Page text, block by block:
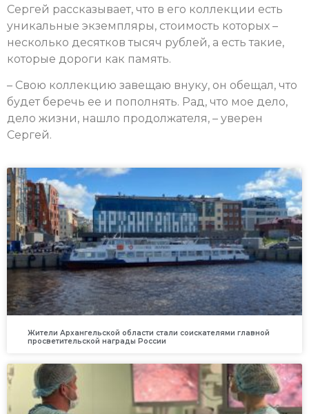
Сергей рассказывает, что в его коллекции есть
уникальные экземпляры, стоимость которых –
несколько десятков тысяч рублей, а есть такие,
которые дороги как память.
– Свою коллекцию завещаю внуку, он обещал, что
будет беречь ее и пополнять. Рад, что мое дело,
дело жизни, нашло продолжателя, – уверен
Сергей.
Жители Архангельской области стали соискателями главной
просветительской награды России